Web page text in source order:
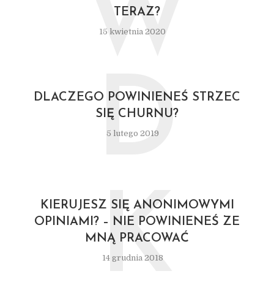
TERAZ?
15 kwietnia 2020
W
DLACZEGO POWINIENEŚ STRZEC
SIĘ CHURNU?
5 lutego 2019
D
KIERUJESZ SIĘ ANONIMOWYMI
OPINIAMI? – NIE POWINIENEŚ ZE
MNĄ PRACOWAĆ
14 grudnia 2018
K